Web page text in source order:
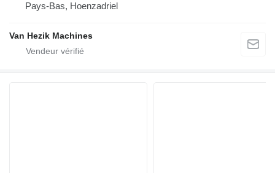
Pays-Bas, Hoenzadriel
Van Hezik Machines